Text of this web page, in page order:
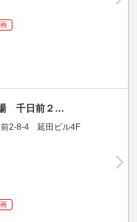
場 千日前２…
前2-8-4 延田ビル4F